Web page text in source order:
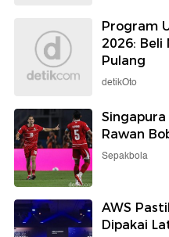
Program
2026: Beli
Pulang
detikOto
Singapura
Rawan
Sepakbola
AWS
Dipakai